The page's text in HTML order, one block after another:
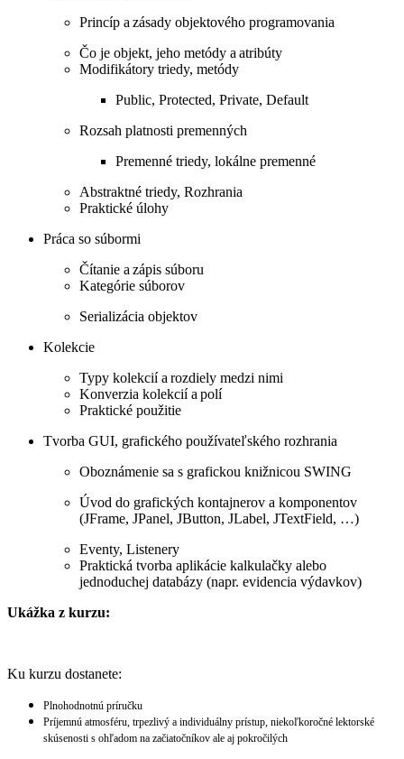
Princíp a zásady objektového programovania
Čo je objekt, jeho metódy a atribúty
Modifikátory triedy, metódy
Public, Protected, Private, Default
Rozsah platnosti premenných
Premenné triedy, lokálne premenné
Abstraktné triedy, Rozhrania
Praktické úlohy
Práca so súbormi
Čítanie a zápis súboru
Kategórie súborov
Serializácia objektov
Kolekcie
Typy kolekcií a rozdiely medzi nimi
Konverzia kolekcií a polí
Praktické použitie
Tvorba GUI, grafického používateľského rozhrania
Oboznámenie sa s grafickou knižnicou SWING
Úvod do grafických kontajnerov a komponentov
(JFrame, JPanel, JButton, JLabel, JTextField, …)
Eventy, Listenery
Praktická tvorba aplikácie kalkulačky alebo
jednoduchej databázy (napr. evidencia výdavkov)
Ukážka z kurzu:
Ku kurzu dostanete:
Plnohodnotnú príručku
Príjemnú atmosféru, trpezlivý a individuálny prístup, niekoľkoročné lektorské
skúsenosti s ohľadom na začiatočníkov ale aj pokročilých